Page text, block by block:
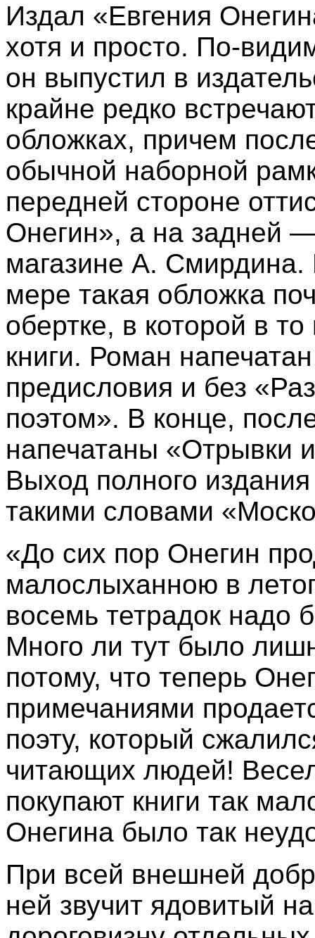
Издал «Евгения
хотя и просто. По-
он выпустил в
крайне редко
обложках, причем
обычной наборной
передней стороне
Онегин», а на задней
магазине А. Смирдина.
мере такая обложка
обертке, в которой в
книги. Роман
предисловия и без
поэтом». В конце,
напечатаны «Отрывки
Выход полного
такими словами
«До сих пор Онегин
малослыханною в
восемь тетрадок надо
Много ли тут было
потому, что теперь
примечаниями
поэту, который
читающих людей!
покупают книги так
Онегина было так
При всей внешней
ней звучит ядовитый